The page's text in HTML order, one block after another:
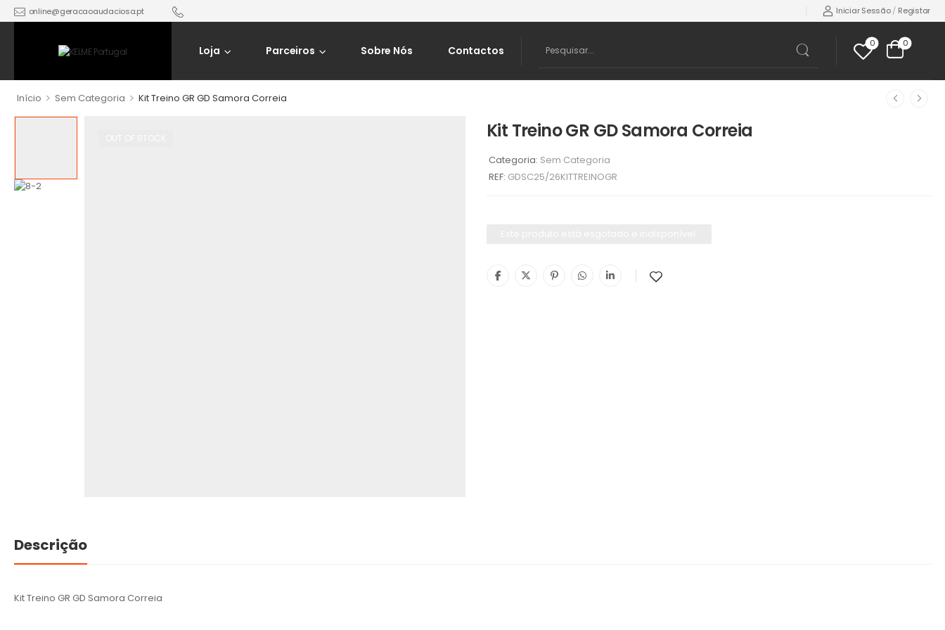
online@geracaoaudaciosa.pt Iniciar Sessão / Registar
Loja Parceiros Sobre Nós Contactos
0 0
Início > Sem Categoria > Kit Treino GR GD Samora Correia
Kit Treino GR GD Samora Correia
Categoria: Sem Categoria
REF: GDSC25/26KITTREINOGR
Descrição
Kit Treino GR GD Samora Correia